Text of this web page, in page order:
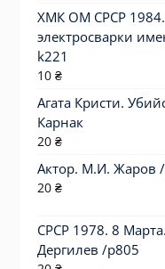
ХМК ОМ СРСР 1984.
электросварки
k221
10 ₴
Агата Кристи.
Карнак
20 ₴
Актор. М.И. Жаров
20 ₴
СРСР 1978. 8
Дергилев /р805